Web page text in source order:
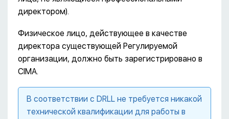
директором).
Физическое лицо, действующее в качестве
директора существующей Регулируемой
организации, должно быть зарегистрировано в
CIMA.
В соответствии с DRLL не требуется никакой
технической квалификации для работы в